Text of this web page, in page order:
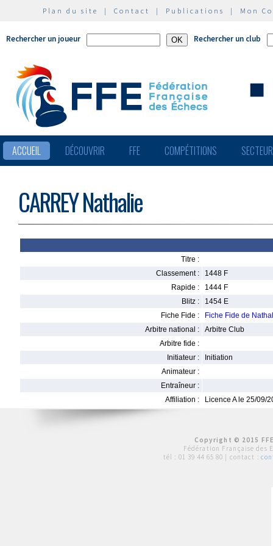
Plan du site | Contact | Publications | Mon
Rechercher un joueur Rechercher un club
ACCUEIL DÉCOUVRIR FFE COMPÉTITIONS
CARREY Nathalie
Titre :
Classement :
1448 F
Rapide :
1444 F
Blitz :
1454 E
Fiche Fide :
Fiche Fide de
Arbitre national :
Arbitre Club
Arbitre fide :
Initiateur :
Initiation
Animateur :
Entraîneur :
Affiliation :
Licence A le 25/09/
Copyright © 2015
Fédération Française des
tél : 01 39 44 65 80 | contact :